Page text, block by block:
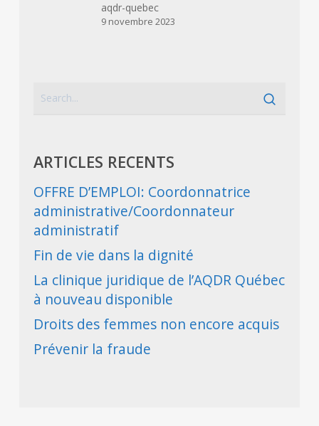
aqdr-quebec
9 novembre 2023
ARTICLES RECENTS
OFFRE D’EMPLOI: Coordonnatrice
administrative/Coordonnateur
administratif
Fin de vie dans la dignité
La clinique juridique de l’AQDR Québec
à nouveau disponible
Droits des femmes non encore acquis
Prévenir la fraude